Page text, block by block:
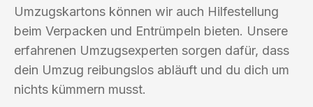
Umzugskartons können wir auch Hilfestellung
beim Verpacken und Entrümpeln bieten. Unsere
erfahrenen Umzugsexperten sorgen dafür, dass
dein Umzug reibungslos abläuft und du dich um
nichts kümmern musst.